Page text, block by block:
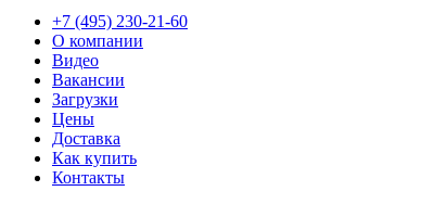
+7 (495) 230-21-60
О компании
Видео
Вакансии
Загрузки
Цены
Доставка
Как купить
Контакты